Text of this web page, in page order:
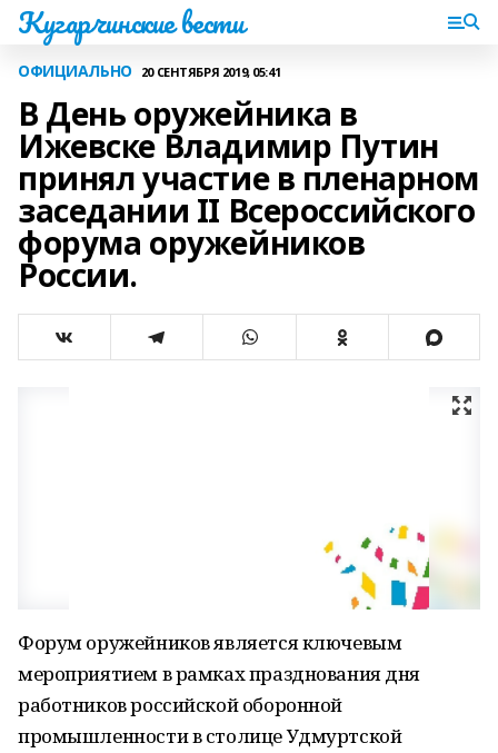
Кугарчинские вести
ОФИЦИАЛЬНО 20 СЕНТЯБРЯ 2019, 05:41
В День оружейника в
Ижевске Владимир Путин
принял участие в пленарном
заседании II Всероссийского
форума оружейников
России.
Форум оружейников является ключевым
мероприятием в рамках празднования дня
работников российской оборонной
промышленности в столице Удмуртской